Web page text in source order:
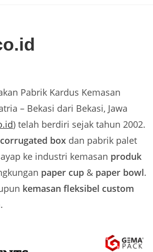
Pabrik Kardus Kemasan
– Bekasi dari Bekasi, Jawa
) telah berdiri sejak tahun 2002.
box dan pabrik palet
ke industri kemasan produk
paper cup & paper bowl.
kemasan fleksibel custom